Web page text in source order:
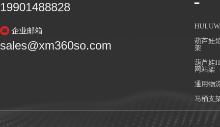
19901488828
企业邮箱
sales@xm360so.com
葫芦娃
架
葫芦娃
网站架
通用物
马桶支